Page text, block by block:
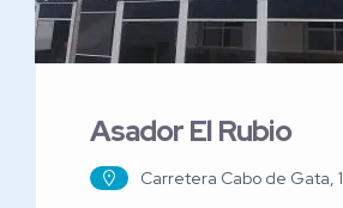
Asador El Rubio
Carretera Cabo de Gata, 1